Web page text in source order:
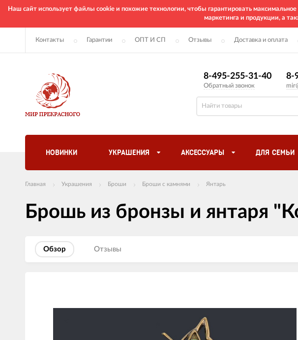
Наш сайт использует файлы cookie и похожие технологии, чтобы гарантировать
маркетинга и продукции, а
Контакты Гарантии ОПТ И СП Отзывы Доставка и оплата
8-495-255-31-40
Обратный звонок
8-
НОВИНКИ УКРАШЕНИЯ АКСЕССУАРЫ ДЛЯ СЕМЬИ
Главная Украшения Броши Броши с камнями Янтарь
Брошь из бронзы и янтаря
Обзор Отзывы